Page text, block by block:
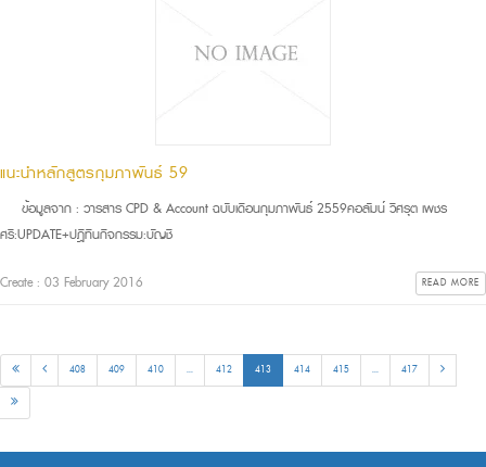
แนะนำหลักสูตรกุมภาพันธ์ 59
ข้อมูลจาก : วารสาร CPD & Account ฉบับเดือนกุมภาพันธ์ 2559คอลัมน์ วิศรุต เพชร
ศรี:UPDATE+ปฎิทินกิจกรรม:บัญชี
Create : 03 February 2016 READ MORE
408 409 410 ... 412 413 414 415 ... 417